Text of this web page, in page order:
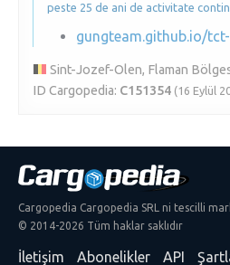
peste 25 de ani de activitate
gungteam.github.io/
Sint-Jozef-Olen, Flaman
ID Cargopedia: C151354 (16 Eylül
Cargopedia Cargopedia SRL ni tescilli
© 2014-2026 Tüm haklar saklıdır
İletişim Abonelikler API